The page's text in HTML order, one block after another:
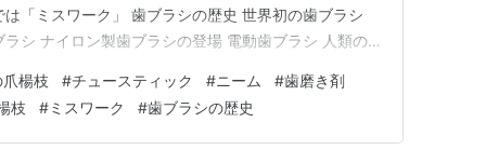
「ミスワーク」 歯ブラシの歴史 世界初の歯ブラシ
シ ナイロン製歯ブラシの登場 電動歯ブラシ 人類の
れており、 これが現存する最古の爪楊枝とみられて
楊枝 #チュースティック #ニーム #歯磨き剤
枝
#ミスワーク #歯ブラシの歴史